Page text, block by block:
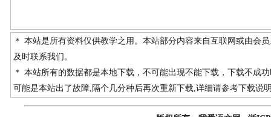
＊ 本站是所有资料仅供教学之用。本站部分内容来自互联网或由会
及时联系我们。
＊ 本站所有的数据都是本地下载，不可能出现不能下载，下载不成
可能是本站出了故障,隔个几分种后再次重新下载,详细请参考下载说